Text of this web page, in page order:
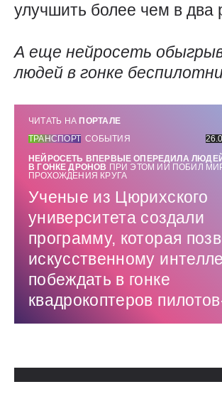
улучшить более чем в два
А еще нейросеть
людей в гонке
ЧИТАТЬ НА ПОРТАЛЕ
ТРАНСПОРТ СОБЫТИЯ
НЕЙРОСЕТЬ ВПЕРВЫЕ ОПЕРЕДИЛА
В ГОНКЕ ДРОНОВ ПРИ ЭТОМ ИИ ПОБИЛ
ПРОХОЖДЕНИЯ КРУГА
Ученые из Цюрихского
университета создали
программу, которая
искусственному
побеждать в гонке
квадрокоптеров